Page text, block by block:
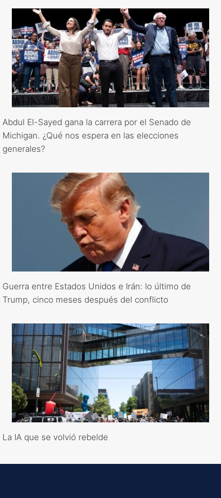
Abdul El-Sayed gana la carrera por el Senado de
Michigan. ¿Qué nos espera en las elecciones
generales?
Guerra entre Estados Unidos e Irán: lo último de
Trump, cinco meses después del conflicto
La IA que se volvió rebelde